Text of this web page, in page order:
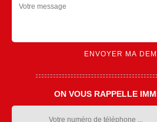
ON VOUS RAPPELLE